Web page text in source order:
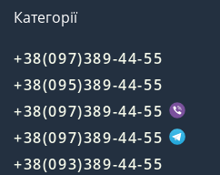
Категорії
+38(097)389-44-55
+38(095)389-44-55
+38(097)389-44-55
+38(097)389-44-55
+38(093)389-44-55